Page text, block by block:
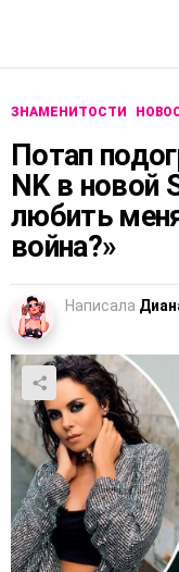
ЗНАМЕНИТОСТИ
Потап
NK в новой
любить
война?»
Написала